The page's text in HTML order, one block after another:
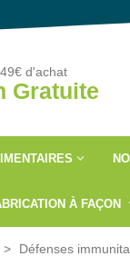
d'achat
Gratuite
À FAÇON
> Défenses